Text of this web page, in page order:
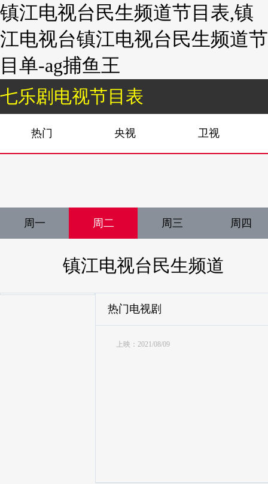
镇江电视台民生频道节目表,镇
江电视台镇江电视台民生频道节
目单-ag捕鱼王
七乐剧电视节目表
热门 央视 卫视
周一 周二 周三 周四
镇江电视台民生频道
热门电视剧
上映：2021/08/09